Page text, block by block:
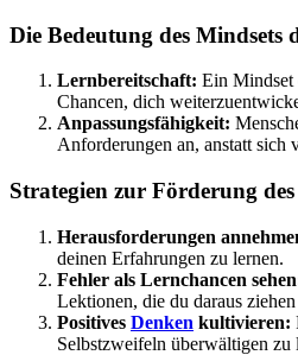
Die Bedeutung des Mindsets
Lernbereitschaft: Ein Mindset
Chancen, dich
Anpassungsfähigkeit:
Anforderungen an, anstatt sich
Strategien zur Förderung
Herausforderungen
deinen Erfahrungen zu lernen.
Fehler als Lernchancen
Lektionen, die du daraus
Positives Denken kultivieren:
Selbstzweifeln überwältigen zu